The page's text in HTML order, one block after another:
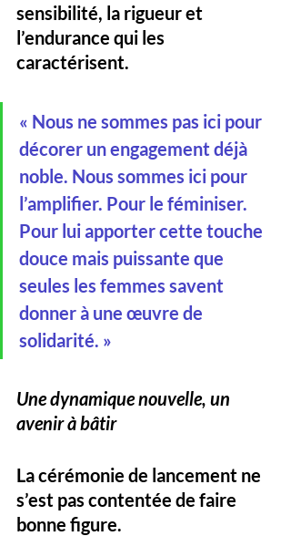
sensibilité, la rigueur et
l’endurance qui les
caractérisent.
« Nous ne sommes pas ici pour
décorer un engagement déjà
noble. Nous sommes ici pour
l’amplifier. Pour le féminiser.
Pour lui apporter cette touche
douce mais puissante que
seules les femmes savent
donner à une œuvre de
solidarité. »
Une dynamique nouvelle, un
avenir à bâtir
La cérémonie de lancement ne
s’est pas contentée de faire
bonne figure.